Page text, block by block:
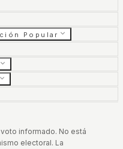
Popular
informado. No está
electoral. La